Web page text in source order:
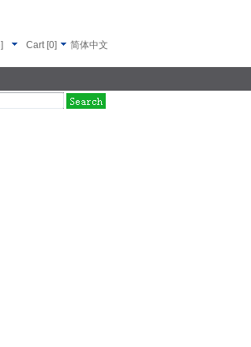
Cart[0] 简体中文